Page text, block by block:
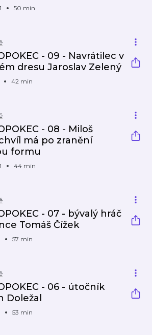
50 min
- 09 - Navrátilec v
dresu Jaroslav Zelený
42 min
- 08 - Miloš
má po zranění
formu
44 min
- 07 - bývalý hráč
Tomáš Čížek
57 min
- 06 - útočník
Doležal
53 min